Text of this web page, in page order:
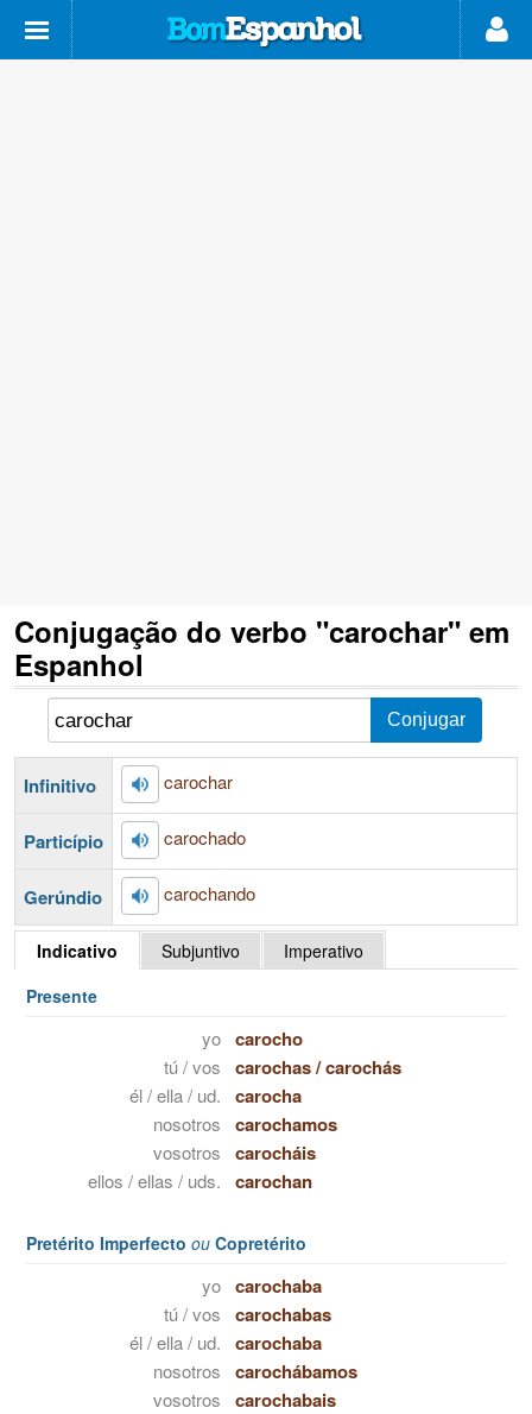
Conjugação do verbo "carochar" em
Espanhol
Infinitivo carochar
Particípio carochado
Gerúndio carochando
Indicativo Subjuntivo
Imperativo
Presente
yo carocho
tú / vos carochas/carochás
él / ella / ud. carocha
nosotros carochamos
vosotros carocháis
ellos / ellas / uds. carochan
Pretérito Imperfecto ou Copretérito
yo carochaba
tú / vos carochabas
él / ella / ud. carochaba
nosotros carochábamos
vosotros carochabais